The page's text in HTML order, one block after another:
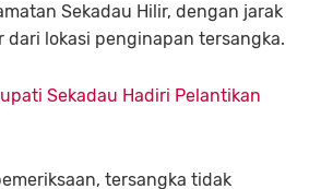
Sekadau Hilir, dengan jarak
dari lokasi penginapan tersangka.
Sekadau Hadiri Pelantikan
tersangka tidak